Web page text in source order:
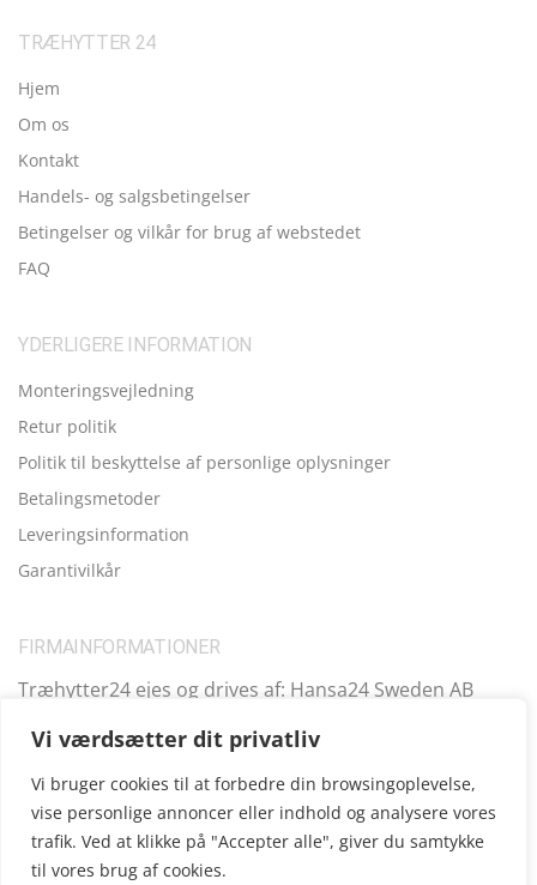
Vi værdsætter dit privatliv
Vi bruger cookies til at forbedre din browsingoplevelse,
vise personlige annoncer eller indhold og analysere vores
trafik. Ved at klikke på "Accepter alle", giver du samtykke
til vores brug af cookies.
TRÆHYTTER 24
Hjem
Om os
Kontakt
Handels- og salgsbetingelser
Betingelser og vilkår for brug af webstedet
FAQ
YDERLIGERE INFORMATION
Monteringsvejledning
Retur politik
Politik til beskyttelse af personlige oplysninger
Betalingsmetoder
Leveringsinformation
Garantivilkår
FIRMAINFORMATIONER
Træhytter24 ejes og drives af: Hansa24 Sweden AB
Kungsbro Strand 29, 112 26 Stockholm, Sverige.
Copyright © 2025Træhytter24, vi opererer også i følgende
andre lande: SE|FI|